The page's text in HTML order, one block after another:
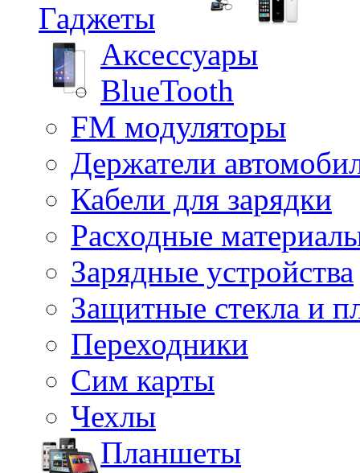
Гаджеты
Аксессуары
BlueTooth
FM модуляторы
Держатели
Кабели для зарядки
Расходные
Зарядные устройства
Защитные стекла и
Переходники
Сим карты
Чехлы
Планшеты